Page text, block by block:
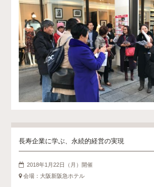
長寿企業に学ぶ、永続的経営の実現
2018年1月22日（月）開催
会場：大阪新阪急ホテル